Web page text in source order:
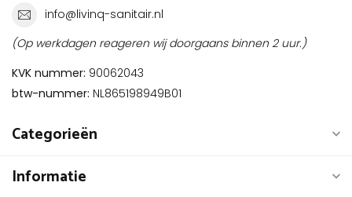
info@livinq-sanitair.nl
(Op werkdagen reageren wij doorgaans binnen 2 uur.)
KVK nummer: 90062043
btw-nummer: NL865198949B01
Categorieën
Informatie